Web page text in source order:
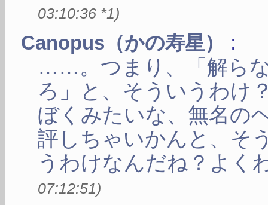
03:10:36 *1)
Canopus（かの寿星）
:
……。つまり、「解ら
ろ」と、そういうわけ
ぼくみたいな、無名の
評しちゃいかんと、そ
うわけなんだね？よ
07:12:51)